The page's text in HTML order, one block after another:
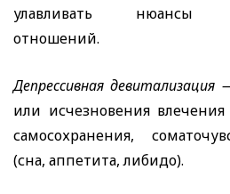
улавливать нюансы
отношений.
Депрессивная девитализация
или исчезновения
самосохранения,
(сна, аппетита, либидо).